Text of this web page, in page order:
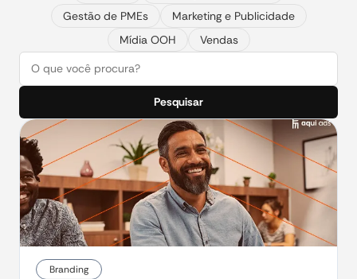
Gestão de PMEs
Marketing e Publicidade
Mídia OOH
Vendas
Pesquisar
Branding